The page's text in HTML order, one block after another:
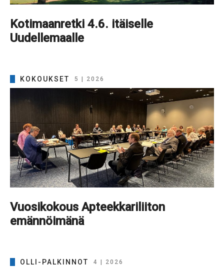
Kotimaanretki 4.6. itäiselle
Uudellemaalle
KOKOUKSET 5 | 2026
Vuosikokous Apteekkariliiton
emännöimänä
OLLI-PALKINNOT 4 | 2026